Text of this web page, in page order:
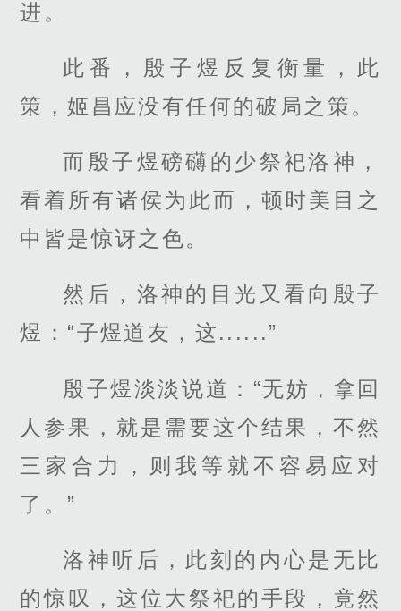
进。
此番，殷子煜反复衡量，此
策，姬昌应没有任何的破局之策。
而殷子煜磅礴的少祭祀洛神，
看着所有诸侯为此而，顿时美目之
中皆是惊讶之色。
然后，洛神的目光又看向殷子
煜：“子煜道友，这......”
殷子煜淡淡说道：“无妨，拿回
人参果，就是需要这个结果，不然
三家合力，则我等就不容易应对
了。”
洛神听后，此刻的内心是无比
的惊叹，这位大祭祀的手段，竟然